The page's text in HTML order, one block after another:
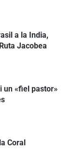
a la India,
Jacobea
un «fiel pastor»
Coral